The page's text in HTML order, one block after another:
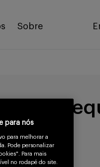
Sobre
e
para nós
para melhorar a
Pode personalizar
Para mais
no rodapé do site.